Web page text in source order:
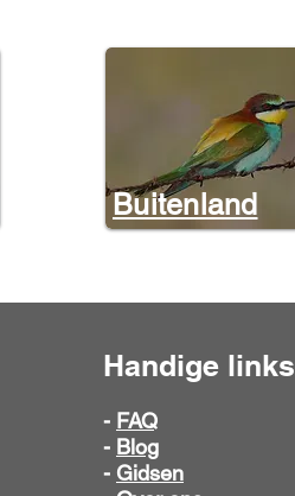
Buitenland
Handige links
- FAQ
- Blog
- Gidsen